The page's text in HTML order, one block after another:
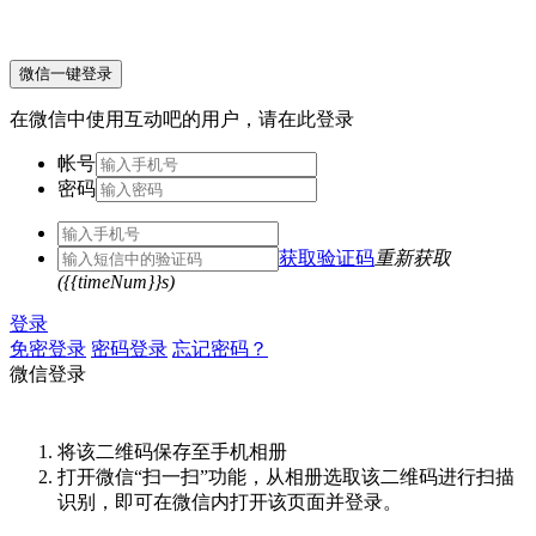
微信一键登录
在微信中使用互动吧的用户，请在此登录
帐号
密码
获取验证码重新获取
({{timeNum}}s)
登录
免密登录 密码登录 忘记密码？
微信登录
将该二维码保存至手机相册
打开微信“扫一扫”功能，从相册选取该二维码进行扫描
识别，即可在微信内打开该页面并登录。